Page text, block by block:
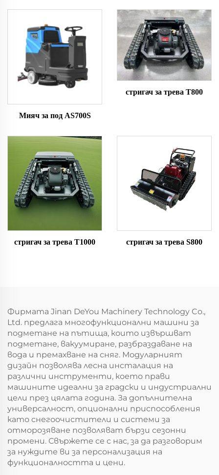
Мияч за под AS700S
стригач за трева T800
стригач за трева T1000 стригач за трева S800
Фирмата Jinan DeYou Machinery Technology Co.,
Ltd. предлага многофункционални машини за
подметане на пътища, които извършват
подметане, вакуумиране, разбраздаване на
вода и премахване на сняг. Модуларният
дизайн позволява лесна инсталация на
различни инструменти, което прави
машините идеални за градски и индустриални
цели през цялата година. За допълнителна
универсалност, опционални приспособления
като снегоочистители и системи за
отморозяване позволяват бързи сезонни
промени. Свържете се с нас, за да разговорим
за нуждите ви за персонализация на
функционалността и цени.